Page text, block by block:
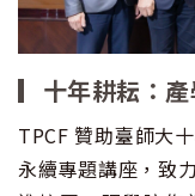
▎十年耕耘：產
TPCF 贊助臺師大
永續專題講座，致